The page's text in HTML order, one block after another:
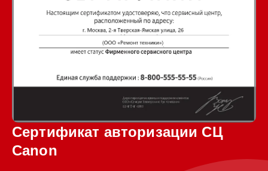
Сертификат авторизации СЦ
Canon